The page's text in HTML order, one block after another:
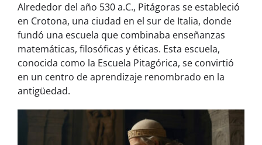
Alrededor del año 530 a.C., Pitágoras se estableció
en Crotona, una ciudad en el sur de Italia, donde
fundó una escuela que combinaba enseñanzas
matemáticas, filosóficas y éticas. Esta escuela,
conocida como la Escuela Pitagórica, se convirtió
en un centro de aprendizaje renombrado en la
antigüedad.